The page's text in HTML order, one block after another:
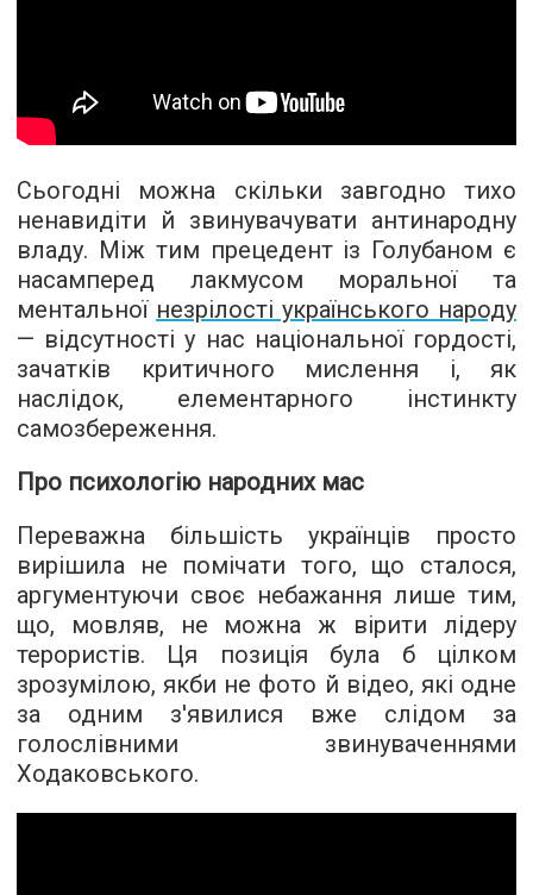
Сьогодні можна скільки завгодно тихо
ненавидіти й звинувачувати антинародну
владу. Між тим прецедент із Голубаном є
насамперед лакмусом моральної та
ментальної незрілості українського народу
— відсутності у нас національної гордості,
зачатків критичного мислення і, як
наслідок, елементарного інстинкту
самозбереження.
Про психологію народних мас
Переважна більшість українців просто
вирішила не помічати того, що сталося,
аргументуючи своє небажання лише тим,
що, мовляв, не можна ж вірити лідеру
терористів. Ця позиція була б цілком
зрозумілою, якби не фото й відео, які одне
за одним з'явилися вже слідом за
голослівними звинуваченнями
Ходаковського.